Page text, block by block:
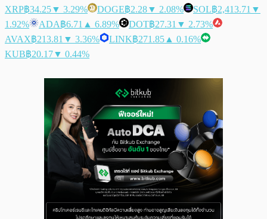
XRP฿34.25▼ 3.29% DOGE฿2.28▼ 2.08% SOL฿2,413.71 ▼
1.92%
ADA฿6.71 ▲ 6.89% DOT฿27.31 ▼ 2.73%
AVAX฿213.81 ▼ 3.36% LINK฿271.85 ▲ 0.16%
KUB฿20.17▼ 0.44%